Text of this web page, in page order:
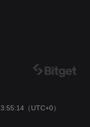
（UTC+0）